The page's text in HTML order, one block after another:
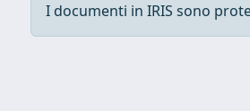
I documenti in IRIS sono